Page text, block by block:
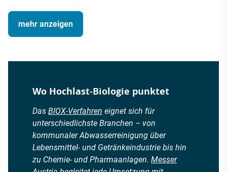
mehr anzeigen
Wo Hochlast-Biologie punktet
Das BIOX-Verfahren eignet sich für
unterschiedlichste Branchen – von
kommunaler Abwasserreinigung über
Lebensmittel- und Getränkeindustrie bis hin
zu Chemie- und Pharmaanlagen. Messer